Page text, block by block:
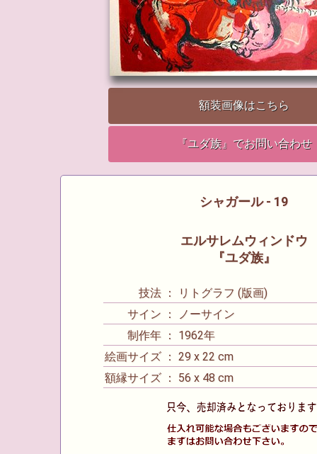
額装画像はこちら
『ユダ族』でお問い合わせ
シャガール - 19
エルサレムウィンドウ
『ユダ族』
技法 ： リトグラフ (版画)
サイン ： ノーサイン
制作年 ： 1962年
絵画サイズ ： 29 x 22 cm
額縁サイズ ： 56 x 48 cm